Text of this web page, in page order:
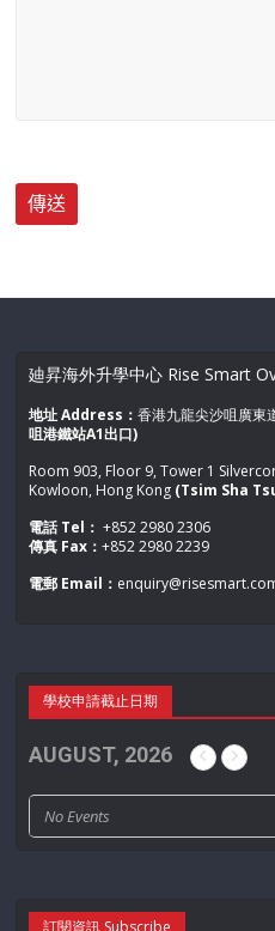
廸昇海外升學中心 Rise Smart
地址 Address：香港九龍尖沙咀廣東
咀港鐵站A1出口)
Room 903, Floor 9, Tower 1
Kowloon, Hong Kong (Tsim Sha
電話 Tel： +852 2980 2306
傳真 Fax：+852 2980 2239
電郵 Email：
學校申請截止日期
AUGUST, 2026
No Events
訂閱資訊 Subscribe